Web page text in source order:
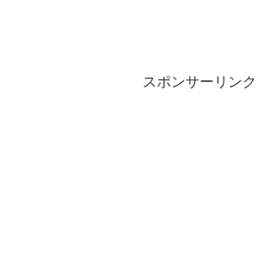
スポンサーリンク